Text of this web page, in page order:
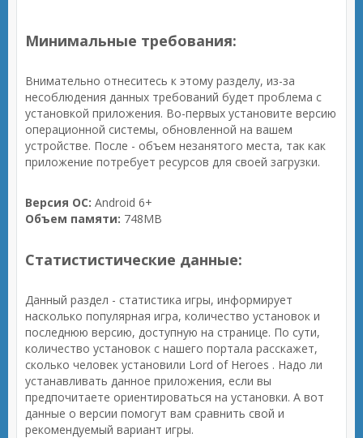
Минимальные требования:
Внимательно отнеситесь к этому разделу, из-за
несоблюдения данных требований будет проблема с
установкой приложения. Во-первых установите версию
операционной системы, обновленной на вашем
устройстве. После - объем незанятого места, так как
приложение потребует ресурсов для своей загрузки.
Версия ОС: Android 6+
Объем памяти: 748MB
Статистистические данные:
Данный раздел - статистика игры, информирует
насколько популярная игра, количество установок и
последнюю версию, доступную на странице. По сути,
количество установок с нашего портала расскажет,
сколько человек установили Lord of Heroes . Надо ли
устанавливать данное приложения, если вы
предпочитаете ориентироваться на установки. А вот
данные о версии помогут вам сравнить свой и
рекомендуемый вариант игры.